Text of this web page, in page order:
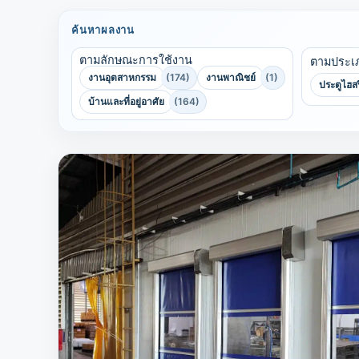
ค้นหาผลงาน
ตามลักษณะการใช้งาน
งานอุตสาหกรรม (174) งานพาณิชย์
(1)
บ้านและที่อยู่อาศัย
(164)
ตามประ
ประตูไฮ